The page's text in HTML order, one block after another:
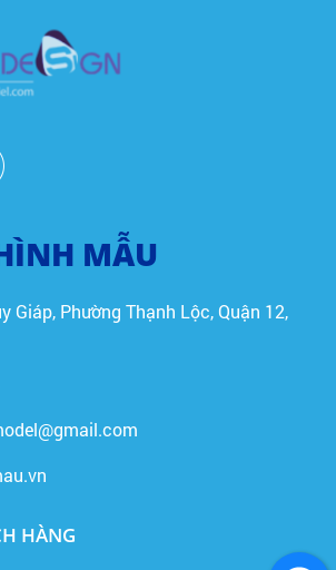
MẪU
Giáp, Phường Thạnh Lộc, Quận 12,
HÀNG